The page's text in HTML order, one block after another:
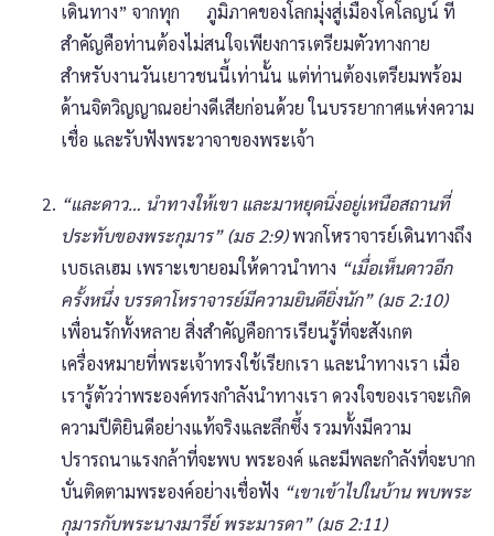
เดินทาง” จากทุก ภูมิภาคของโลกมุ่งสู่เมืองโคโลญน์ ที่
สำคัญคือท่านต้องไม่สนใจเพียงการเตรียมตัวทางกาย
สำหรับงานวันเยาวชนนี้เท่านั้น แต่ท่านต้องเตรียมพร้อม
ด้านจิตวิญญาณอย่างดีเสียก่อนด้วย ในบรรยากาศแห่งความ
เชื่อ และรับฟังพระวาจาของพระเจ้า
“และดาว… นำทางให้เขา และมาหยุดนิ่งอยู่เหนือสถานที่
ประทับของพระกุมาร” (มธ 2:9)พวกโหราจารย์เดินทางถึง
เบธเลเฮม เพราะเขายอมให้ดาวนำทาง “เมื่อเห็นดาวอีก
ครั้งหนึ่ง บรรดาโหราจารย์มีความยินดียิ่งนัก” (มธ 2:10)
เพื่อนรักทั้งหลาย สิ่งสำคัญคือการเรียนรู้ที่จะสังเกต
เครื่องหมายที่พระเจ้าทรงใช้เรียกเรา และนำทางเรา เมื่อ
เรารู้ตัวว่าพระองค์ทรงกำลังนำทางเรา ดวงใจของเราจะเกิด
ความปีติยินดีอย่างแท้จริงและลึกซึ้ง รวมทั้งมีความ
ปรารถนาแรงกล้าที่จะพบ พระองค์ และมีพละกำลังที่จะบาก
บั่นติดตามพระองค์อย่างเชื่อฟัง “เขาเข้าไปในบ้าน พบพระ
กุมารกับพระนางมารีย์ พระมารดา” (มธ 2:11)